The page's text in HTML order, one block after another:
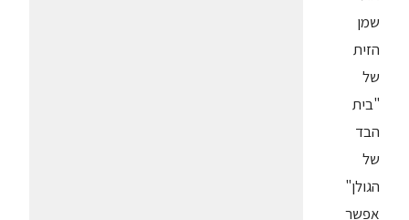
שמן
הזית
של
"בית
הבד
של
הגולן"
אפשר